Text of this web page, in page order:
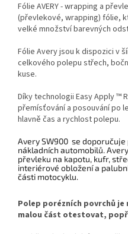
Fólie AVERY - wrapping a
(převlekové, wrapping) fólie,
velké množství barevných
Fólie Avery jsou k dispozici v
celkového polepu střech,
kuse.
Díky technologii Easy Apply ™
přemísťování a posouvání po
hlavně čas a rychlost polepu.
Avery SW900 se
nákladních automobilů.
převleku na kapotu, kufr,
interiérové ​​obložení a
části motocyklu.
Polep porézních povrchů
malou část otestovat,